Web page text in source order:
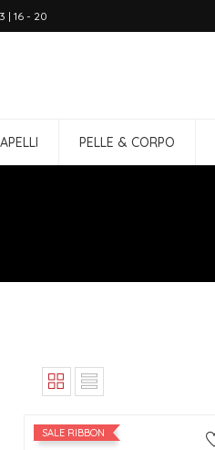
| 16 - 20
PELLE & CORPO
SALE RIBBON